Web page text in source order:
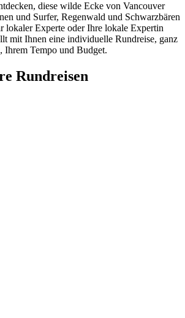
diese wilde Ecke von Vancouver
und Surfer, Regenwald und Schwarzbären
lokaler Experte oder Ihre lokale Expertin
mit Ihnen eine individuelle Rundreise, ganz
Ihrem Tempo und Budget.
Rundreisen